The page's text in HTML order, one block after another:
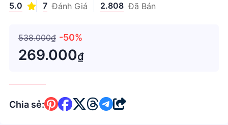
5.0 7 Đánh Giá 2.808 Đã Bán
538.000₫ -50%
269.000₫
Chia sẻ: